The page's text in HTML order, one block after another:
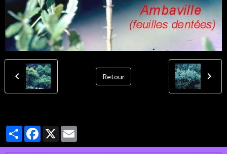
Retour
PartagerFacebook
X